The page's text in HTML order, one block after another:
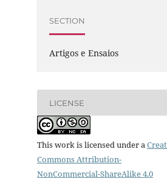
SECTION
Artigos e Ensaios
LICENSE
This work is licensed under a
Commons Attribution-
NonCommercial-ShareAlike 4.0